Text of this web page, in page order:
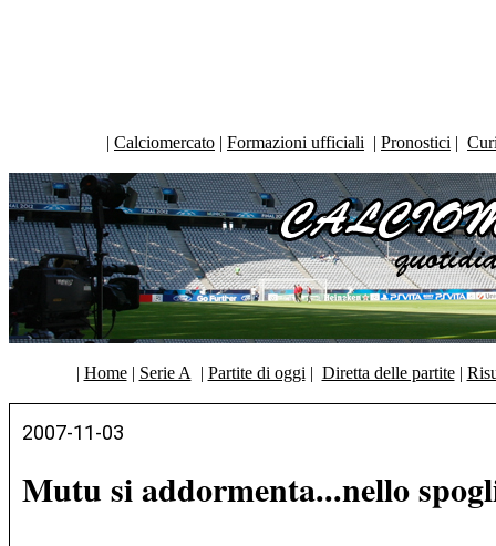
| Calciomercato | Formazioni ufficiali | Pronostici |
| Home| Serie A | Partite di oggi | Diretta delle partite|
2007-11-03
Mutu si addormenta...nello